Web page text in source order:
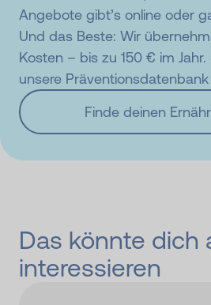
Angebote gibt’s online oder
Und das Beste: Wir
Kosten – bis zu 150 € im
unsere
Finde deinen
Das könnte dich
interessieren